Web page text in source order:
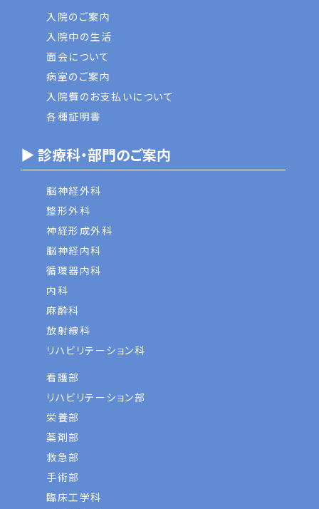
入院のご案内
入院中の生活
面会について
病室のご案内
入院費のお支払いについて
各種証明書
▶ 診療科・部門のご案内
脳神経外科
整形外科
神経形成外科
脳神経内科
循環器内科
内科
麻酔科
放射線科
リハビリテーション科
看護部
リハビリテーション部
栄養部
薬剤部
救急部
手術部
臨床工学科